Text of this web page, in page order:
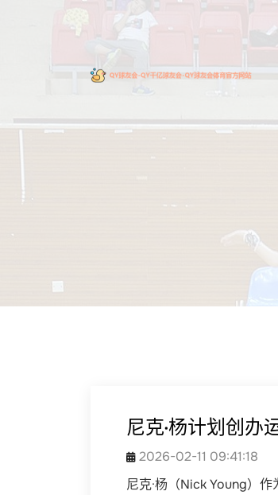
尼克·杨计划创办
2026-02-11 09:41:18
尼克·杨（Nick Young）